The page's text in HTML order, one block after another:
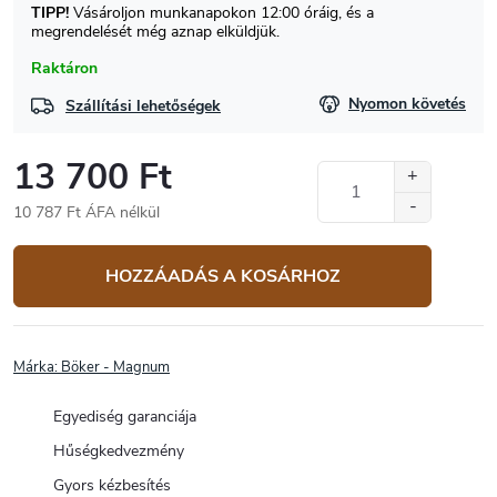
Raktáron
TIPP! Vásároljon munkanapokon 12:00 óráig, és a
megrendelését még aznap elküldjük.
Szállítási lehetőségek Nyomon követés
13 700 Ft
10 787 Ft ÁFA nélkül
HOZZÁADÁS A KOSÁRHOZ
Márka: Böker - Magnum
Egyediség garanciája
Hűségkedvezmény
Gyors kézbesítés